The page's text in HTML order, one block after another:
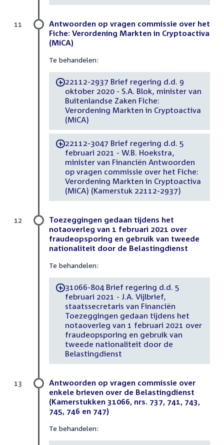
Antwoorden op vragen commissie over het
Fiche: Verordening Markten in Cryptoactiva
(MiCA)
Te behandelen:
-22112-2937 Brief regering d.d. 9
oktober 2020 - S.A. Blok, minister van
Buitenlandse Zaken Fiche:
Verordening Markten in Cryptoactiva
(MiCA)
-22112-3047 Brief regering d.d. 5
februari 2021 - W.B. Hoekstra,
minister van Financiën Antwoorden
op vragen commissie over het Fiche:
Verordening Markten in Cryptoactiva
(MiCA) (Kamerstuk 22112-2937)
11
Toezeggingen gedaan tijdens het
notaoverleg van 1 februari 2021 over
fraudeopsporing en gebruik van tweede
nationaliteit door de Belastingdienst
Te behandelen:
-31066-804 Brief regering d.d. 5
februari 2021 - J.A. Vijlbrief,
staatssecretaris van Financiën
Toezeggingen gedaan tijdens het
notaoverleg van 1 februari 2021 over
fraudeopsporing en gebruik van
tweede nationaliteit door de
Belastingdienst
12
Antwoorden op vragen commissie over
enkele brieven over de Belastingdienst
(Kamerstukken 31066, nrs. 737, 741, 743,
745, 746 en 747)
Te behandelen:
13